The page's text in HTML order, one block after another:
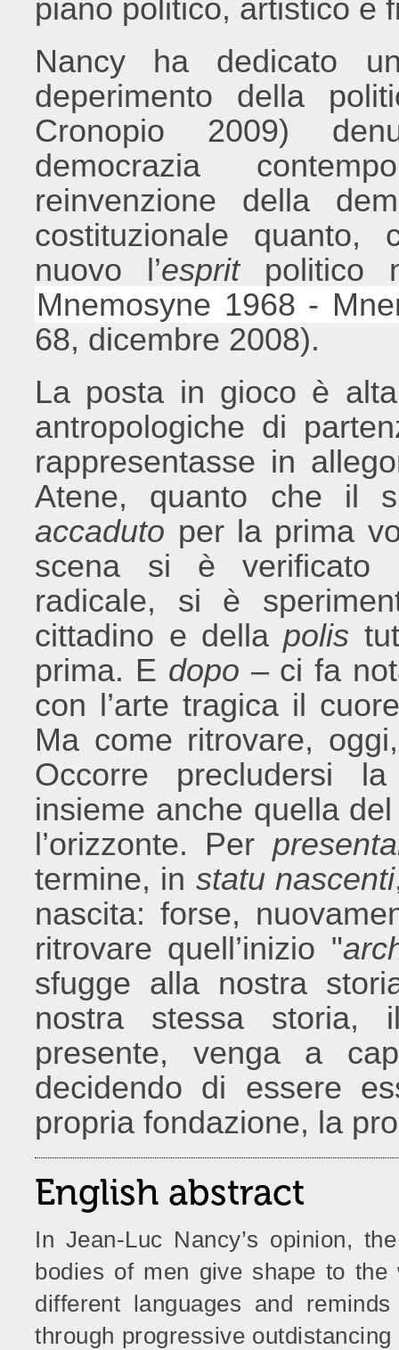
piano politico, artistico e
Nancy ha dedicato
deperimento della
Cronopio 2009)
democrazia
reinvenzione della
costituzionale quanto,
nuovo l’espritpolitico
Mnemosyne 1968 -
68, dicembre 2008).
La posta in gioco è
antropologiche di
rappresentasse in
Atene, quanto che il
accaduto per la prima
scena si è verificato
radicale, si è
cittadino e dellapolis
prima. E dopo – ci fa
con l’arte tragica il
Ma come ritrovare,
Occorre precludersi
insieme anche quella
l’orizzonte. Per
termine, in statu nascenti
nascita: forse,
ritrovare quell’inizio "
sfugge alla nostra
nostra stessa storia,
presente, venga a
decidendo di essere
propria fondazione, la
English abstract
In Jean-Luc Nancy’s opinion,
bodies of men give shape to the
different languages and
through progressive